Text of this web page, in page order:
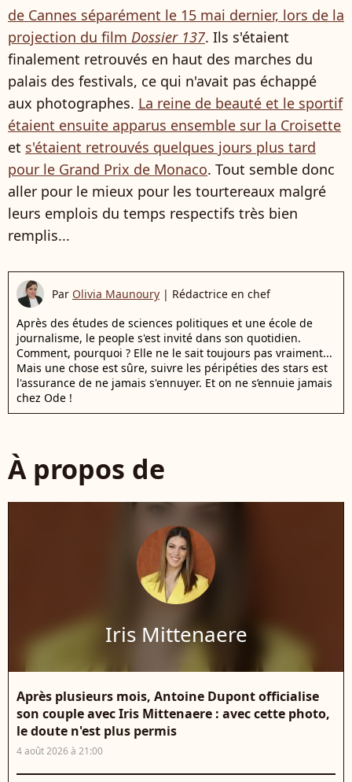
de Cannes séparément le 15 mai dernier, lors de la
projection du film Dossier 137. Ils s'étaient
finalement retrouvés en haut des marches du
palais des festivals, ce qui n'avait pas échappé
aux photographes. La reine de beauté et le sportif
étaient ensuite apparus ensemble sur la Croisette
et s'étaient retrouvés quelques jours plus tard
pour le Grand Prix de Monaco. Tout semble donc
aller pour le mieux pour les tourtereaux malgré
leurs emplois du temps respectifs très bien
remplis...
Par Olivia Maunoury | Rédactrice en chef
Après des études de sciences politiques et une école de
journalisme, le people s'est invité dans son quotidien.
Comment, pourquoi ? Elle ne le sait toujours pas vraiment...
Mais une chose est sûre, suivre les péripéties des stars est
l'assurance de ne jamais s'ennuyer. Et on ne s’ennuie jamais
chez Ode !
À propos de
Iris Mittenaere
Après plusieurs mois, Antoine Dupont officialise
son couple avec Iris Mittenaere : avec cette photo,
le doute n'est plus permis
4 août 2026 à 21:00